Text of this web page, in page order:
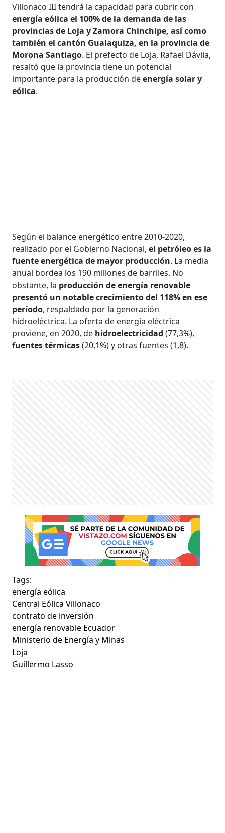
Villonaco III tendrá la capacidad para cubrir con
energía eólica el 100% de la demanda de las
provincias de Loja y Zamora Chinchipe, así como
también el cantón Gualaquiza, en la provincia de
Morona Santiago. El prefecto de Loja, Rafael Dávila,
resaltó que la provincia tiene un potencial
importante para la producción deenergía solar y
eólica.
Según el balance energético entre 2010-2020,
realizado por el Gobierno Nacional,el petróleo es la
fuente energética de mayor producción. La media
anual bordea los 190 millones de barriles. No
obstante, la producción de energía renovable
presentó un notable crecimiento del 118% en ese
período, respaldado por la generación
hidroeléctrica. La oferta de energía eléctrica
proviene, en 2020, de hidroelectricidad(77,3%),
fuentes térmicas(20,1%) y otras fuentes (1,8).
Tags:
energía eólica
Central Eólica Villonaco
contrato de inversión
energía renovable Ecuador
Ministerio de Energía y Minas
Loja
Guillermo Lasso